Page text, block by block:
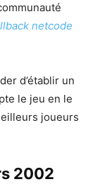
netcode
d’établir un
le jeu en le
joueurs
2002